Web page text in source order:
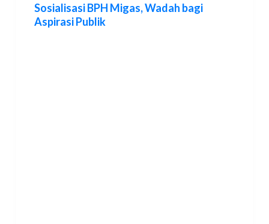
Sosialisasi BPH Migas, Wadah bagi
Aspirasi Publik